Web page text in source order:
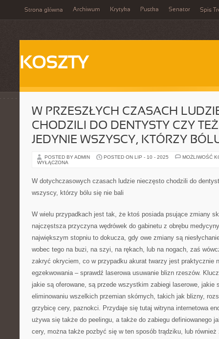
Strona główna Archiwum Krytyka Pustka Senator Spis
KOSZTY
W PRZESZŁYCH CZASACH
CHODZILI DO DENTYSTY CZY
JEDYNIE WSZYSCY, KTÓRZY
POSTED BY ADMIN POSTED ON LIP - 10 - 2025
MOŻLIWOŚĆ
WYŁĄCZONA
W dotychczasowych czasach ludzie nieczęsto chodzili do
wszyscy, którzy bólu się nie bali
W wielu przypadkach jest tak, że ktoś posiada psujące zmiany
najczęstsza przyczyna wędrówek do gabinetu z obrębu
największym stopniu to dokucza, gdy owe zmiany są
wobec tego na buzi, na szyi, na rękach, lub na nogach, zaś
zakryć okryciem, co w przypadku akurat twarzy jest praktycznie
egzekwowania – sprawdź laserowa usuwanie blizn rzeszów.
jakie są oferowane, są przede wszystkim zabiegi laserowe, jakie
eliminowaniu wszelkich przemian skórnych, takich jak blizny,
grzybicę cery, paznokci. Przydaje się tutaj witryna internetowa
używa się także do peelingu, a także do zabiegu definiowanego
cery, można także pozbyć się w ten sposób trądziku, lub